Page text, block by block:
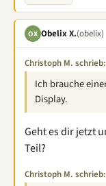
OX Obelix X.(obelix)
Christoph M. schrieb:
Ich brauche
Display.
Geht es dir jetzt
Teil?
Christoph M. schrieb: